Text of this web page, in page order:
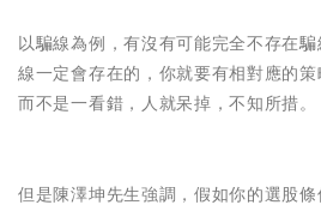
以騙線為例，有沒有可能完全不存在
線一定會存在的，你就要有相對應的策
而不是一看錯，人就呆掉，不知所措。
但是陳澤坤先生強調，假如你的選股